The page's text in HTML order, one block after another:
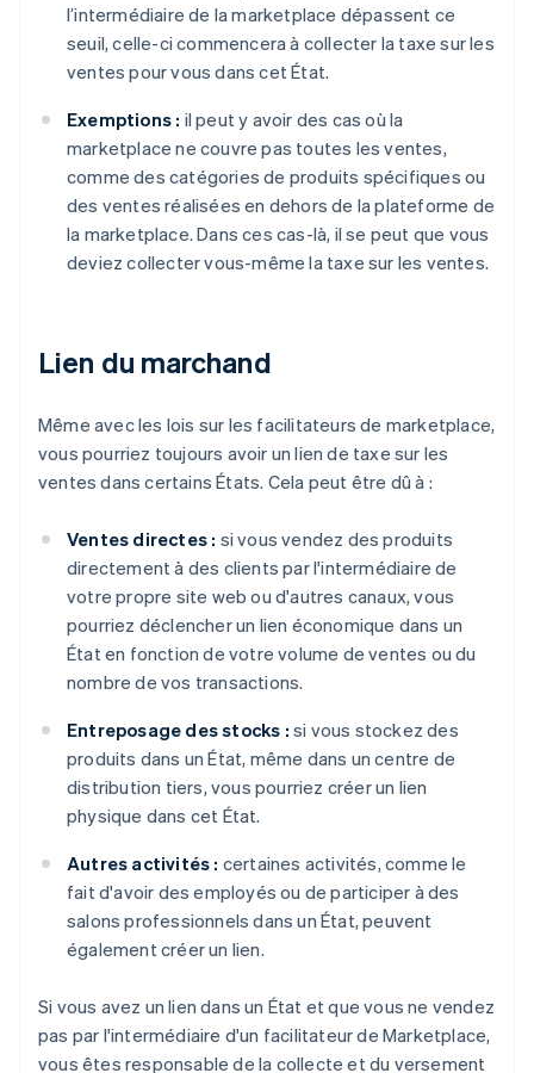
l’intermédiaire de la marketplace dépassent ce
seuil, celle-ci commencera à collecter la taxe sur les
ventes pour vous dans cet État.
Exemptions : il peut y avoir des cas où la
marketplace ne couvre pas toutes les ventes,
comme des catégories de produits spécifiques ou
des ventes réalisées en dehors de la plateforme de
la marketplace. Dans ces cas-là, il se peut que vous
deviez collecter vous-même la taxe sur les ventes.
Lien du marchand
Même avec les lois sur les facilitateurs de marketplace,
vous pourriez toujours avoir un lien de taxe sur les
ventes dans certains États. Cela peut être dû à :
Ventes directes : si vous vendez des produits
directement à des clients par l'intermédiaire de
votre propre site web ou d'autres canaux, vous
pourriez déclencher un lien économique dans un
État en fonction de votre volume de ventes ou du
nombre de vos transactions.
Entreposage des stocks : si vous stockez des
produits dans un État, même dans un centre de
distribution tiers, vous pourriez créer un lien
physique dans cet État.
Autres activités : certaines activités, comme le
fait d'avoir des employés ou de participer à des
salons professionnels dans un État, peuvent
également créer un lien.
Si vous avez un lien dans un État et que vous ne vendez
pas par l'intermédiaire d'un facilitateur de Marketplace,
vous êtes responsable de la collecte et du versement